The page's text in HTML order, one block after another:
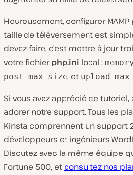
Heureusement, configurer
taille de téléversement est
devez faire, c’est mettre à jour
votre fichierphp.ini local :
post_max_size, et
Si vous avez apprécié ce tutoriel,
adorer notre support. Tous les
Kinsta comprennent un support
développeurs et ingénieurs
Discutez avec la même équipe
Fortune 500, et consultez nos